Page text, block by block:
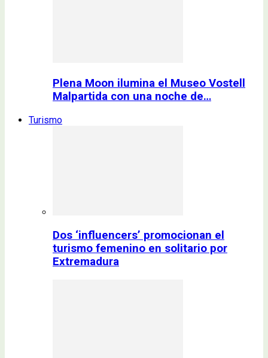
Plena Moon ilumina el Museo Vostell
Malpartida con una noche de…
Turismo
Dos ‘influencers’ promocionan el
turismo femenino en solitario por
Extremadura